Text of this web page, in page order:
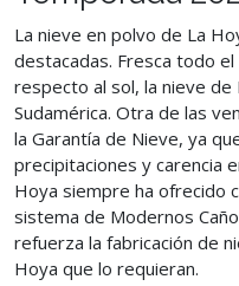
La nieve en polvo de La
destacadas. Fresca todo
respecto al sol, la nieve
Sudamérica. Otra de las
la Garantía de Nieve, ya
precipitaciones y carencia
Hoya siempre ha ofrecido
sistema de Modernos
refuerza la fabricación de
Hoya que lo requieran.